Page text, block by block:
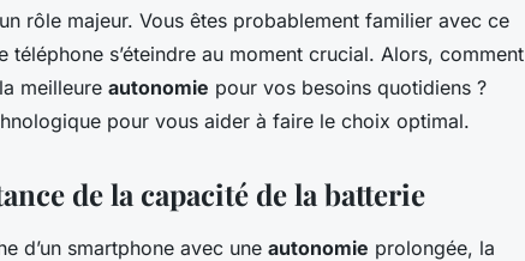
rôle majeur. Vous êtes probablement familier avec ce
s’éteindre au moment crucial. Alors, comment
meilleure autonomie pour vos besoins quotidiens ?
pour vous aider à faire le choix optimal.
de la capacité de la batterie
d’un smartphone avec une autonomie prolongée, la